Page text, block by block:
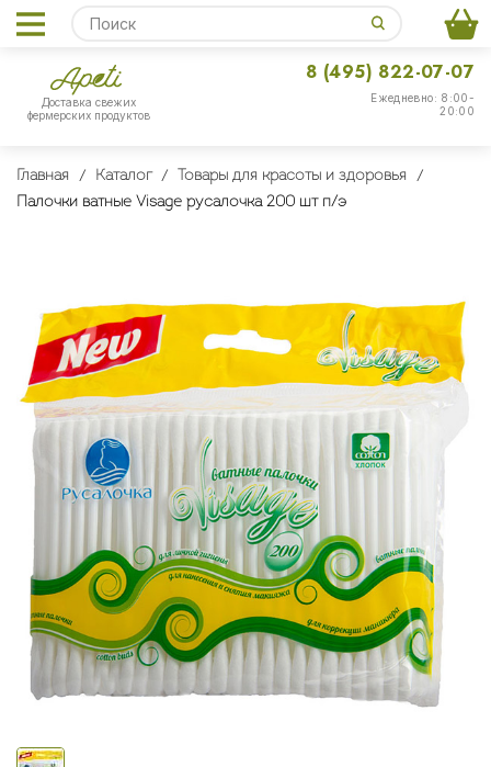
Доставка свежих
фермерских продуктов
Ежедневно: 8:00-
20:00
8 (495) 822-07-07
Главная Каталог
Товары для красоты и здоровья
Палочки ватные Visage русалочка 200 шт п/э